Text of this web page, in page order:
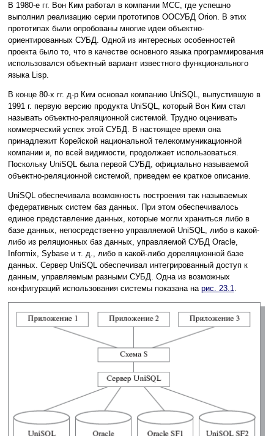
В 1980-е гг. Вон Ким работал в компании MCC, где успешно
выполнил реализацию серии прототипов ООСУБД Orion. В этих
прототипах были опробованы многие идеи объектно-
ориентированных СУБД. Одной из интересных особенностей
проекта было то, что в качестве основного языка программирования
использовался объектный вариант известного функционального
языка Lisp.
В конце 80-х гг. д-р Ким основал компанию UniSQL, выпустившую в
1991 г. первую версию продукта UniSQL, который Вон Ким стал
называть объектно-реляционной системой. Трудно оценивать
коммерческий успех этой СУБД. В настоящее время она
принадлежит Корейской национальной телекоммуникационной
компании и, по всей видимости, продолжает использоваться.
Поскольку UniSQL была первой СУБД, официально называемой
объектно-реляционной системой, приведем ее краткое описание.
UniSQL обеспечивала возможность построения так называемых
федеративных систем баз данных. При этом обеспечивалось
единое представление данных, которые могли храниться либо в
базе данных, непосредственно управляемой UniSQL, либо в какой-
либо из реляционных баз данных, управляемой СУБД Oracle,
Informix, Sybase и т. д., либо в какой-либо дореляционной базе
данных. Сервер UniSQL обеспечивал интегрированный доступ к
данным, управляемым разными СУБД. Одна из возможных
конфигураций использования системы показана на рис. 23.1.